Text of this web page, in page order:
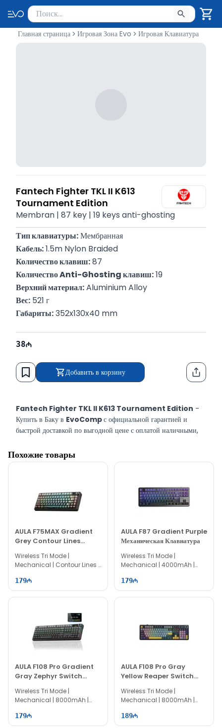
Поиск товаров
Введите минимум 2 символа для поиска. Нажмите Enter
Главная страница Игровая Зона Evo Игровая Клавиатура
Fantech Fighter TKL II K613
Tournament Edition
Membran | 87 key | 19 keys anti-ghosting
Тип клавиатуры: Мембранная
Кабель: 1.5m Nylon Braided
Количество клавиш: 87
Количество Anti-Ghosting клавиш: 19
Верхний материал: Aluminium Alloy
Вес: 521 г
Габариты: 352x130x40 mm
38
Добавить в корзину
Fantech Fighter TKL II K613 Tournament Edition -
Купить в Баку в EvoCompс официальной гарантией и
быстрой доставкой по выгодной цене с оплатой наличными,
Похожие товары
AULA F75MAX Gradient
Grey Contour Lines
Механическая Клавиатура
Wireless Tri Mode |
Mechanical | Contour Lines |
179
AULA F87 Gradient Purple
Механическая Клавиатура
Wireless Tri Mode |
Mechanical | 4000mAh |
179
AULA F108 Pro Gradient
Gray Zephyr Switch
Wireless Keyboard
Wireless Tri Mode |
Mechanical | 8000mAh |
179
AULA F108 Pro Gray
Yellow Reaper Switch
Беспроводная Клавиатура
Wireless Tri Mode |
Mechanical | 8000mAh |
189